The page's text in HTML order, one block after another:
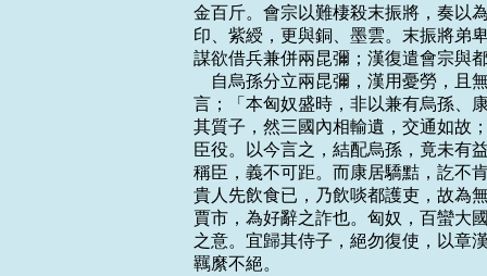
金百斤。會宗以難棲殺末振將，奏以
印、紫綬，更與銅、墨雲。末振將弟
謀欲借兵兼併兩昆彌；漢復遣會宗與
自烏孫分立兩昆彌，漢用憂勞，
言；「本匈奴盛時，非以兼有烏孫、
其質子，然三國內相輸遺，交通如故
臣役。以今言之，結配烏孫，竟未有
稱臣，義不可距。而康居驕黠，訖不
貴人先飲食已，乃飲啖都護吏，故為
賈市，為好辭之詐也。匈奴，百蠻大
之意。宜歸其侍子，絕勿復使，以章
羈縻不絕。